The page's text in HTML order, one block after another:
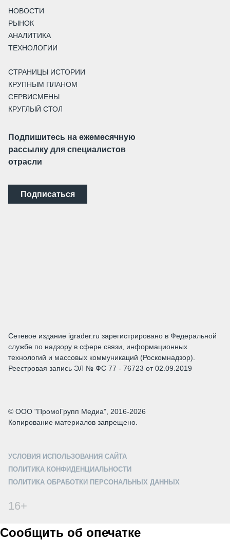
НОВОСТИ
РЫНОК
АНАЛИТИКА
ТЕХНОЛОГИИ
СТРАНИЦЫ ИСТОРИИ
КРУПНЫМ ПЛАНОМ
СЕРВИСМЕНЫ
КРУГЛЫЙ СТОЛ
Подпишитесь на ежемесячную
рассылку для специалистов
отрасли
Подписаться
Сетевое издание igrader.ru зарегистрировано в Федеральной
службе по надзору в сфере связи, информационных
технологий и массовых коммуникаций (Роскомнадзор).
Реестровая запись ЭЛ № ФС 77 - 76723 от 02.09.2019
© ООО "ПромоГрупп Медиа", 2016-2026
Копирование материалов запрещено.
УСЛОВИЯ ИСПОЛЬЗОВАНИЯ САЙТА
ПОЛИТИКА КОНФИДЕНЦИАЛЬНОСТИ
ПОЛИТИКА ОБРАБОТКИ ПЕРСОНАЛЬНЫХ ДАННЫХ
16+
Сообщить об опечатке